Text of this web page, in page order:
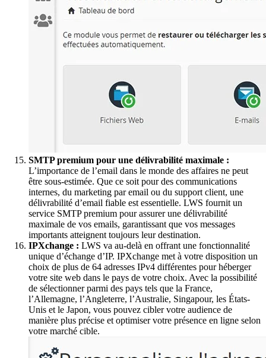
SMTP premium pour une délivrabilité maximale :
L’importance de l’email dans le monde des affaires ne peut
être sous-estimée. Que ce soit pour des communications
internes, du marketing par email ou du support client, une
délivrabilité d’email fiable est essentielle. LWS fournit un
service SMTP premium pour assurer une délivrabilité
maximale de vos emails, garantissant que vos messages
importants atteignent toujours leur destination.
IPXchange : LWS va au-delà en offrant une fonctionnalité
unique d’échange d’IP. IPXchange met à votre disposition un
choix de plus de 64 adresses IPv4 différentes pour héberger
votre site web dans le pays de votre choix. Avec la possibilité
de sélectionner parmi des pays tels que la France,
l’Allemagne, l’Angleterre, l’Australie, Singapour, les États-
Unis et le Japon, vous pouvez cibler votre audience de
manière plus précise et optimiser votre présence en ligne selon
votre marché cible.